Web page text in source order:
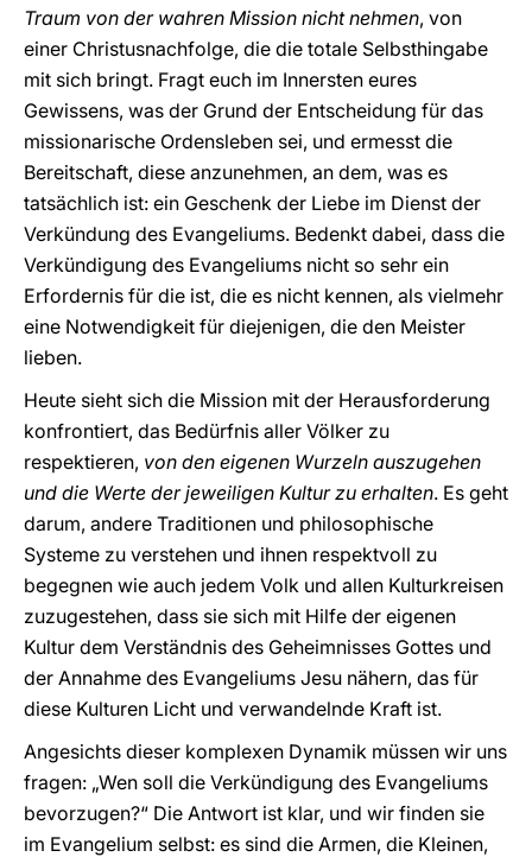
Traum von der wahren Mission nicht nehmen, von
einer Christusnachfolge, die die totale Selbsthingabe
mit sich bringt. Fragt euch im Innersten eures
Gewissens, was der Grund der Entscheidung für das
missionarische Ordensleben sei, und ermesst die
Bereitschaft, diese anzunehmen, an dem, was es
tatsächlich ist: ein Geschenk der Liebe im Dienst der
Verkündung des Evangeliums. Bedenkt dabei, dass die
Verkündigung des Evangeliums nicht so sehr ein
Erfordernis für die ist, die es nicht kennen, als vielmehr
eine Notwendigkeit für diejenigen, die den Meister
lieben.
Heute sieht sich die Mission mit der Herausforderung
konfrontiert, das Bedürfnis aller Völker zu
respektieren, von den eigenen Wurzeln auszugehen
und die Werte der jeweiligen Kultur zu erhalten. Es geht
darum, andere Traditionen und philosophische
Systeme zu verstehen und ihnen respektvoll zu
begegnen wie auch jedem Volk und allen Kulturkreisen
zuzugestehen, dass sie sich mit Hilfe der eigenen
Kultur dem Verständnis des Geheimnisses Gottes und
der Annahme des Evangeliums Jesu nähern, das für
diese Kulturen Licht und verwandelnde Kraft ist.
Angesichts dieser komplexen Dynamik müssen wir uns
fragen: „Wen soll die Verkündigung des Evangeliums
bevorzugen?“ Die Antwort ist klar, und wir finden sie
im Evangelium selbst: es sind die Armen, die Kleinen,